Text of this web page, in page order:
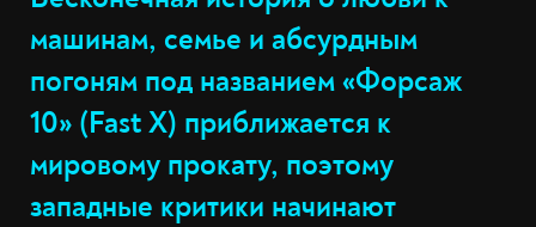
машинам, семье и абсурдным
погоням под названием «Форсаж
10» (Fast X) приближается к
мировому прокату, поэтому
западные критики начинают